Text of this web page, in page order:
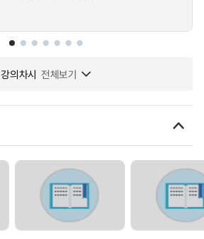
강의차시 전체보기